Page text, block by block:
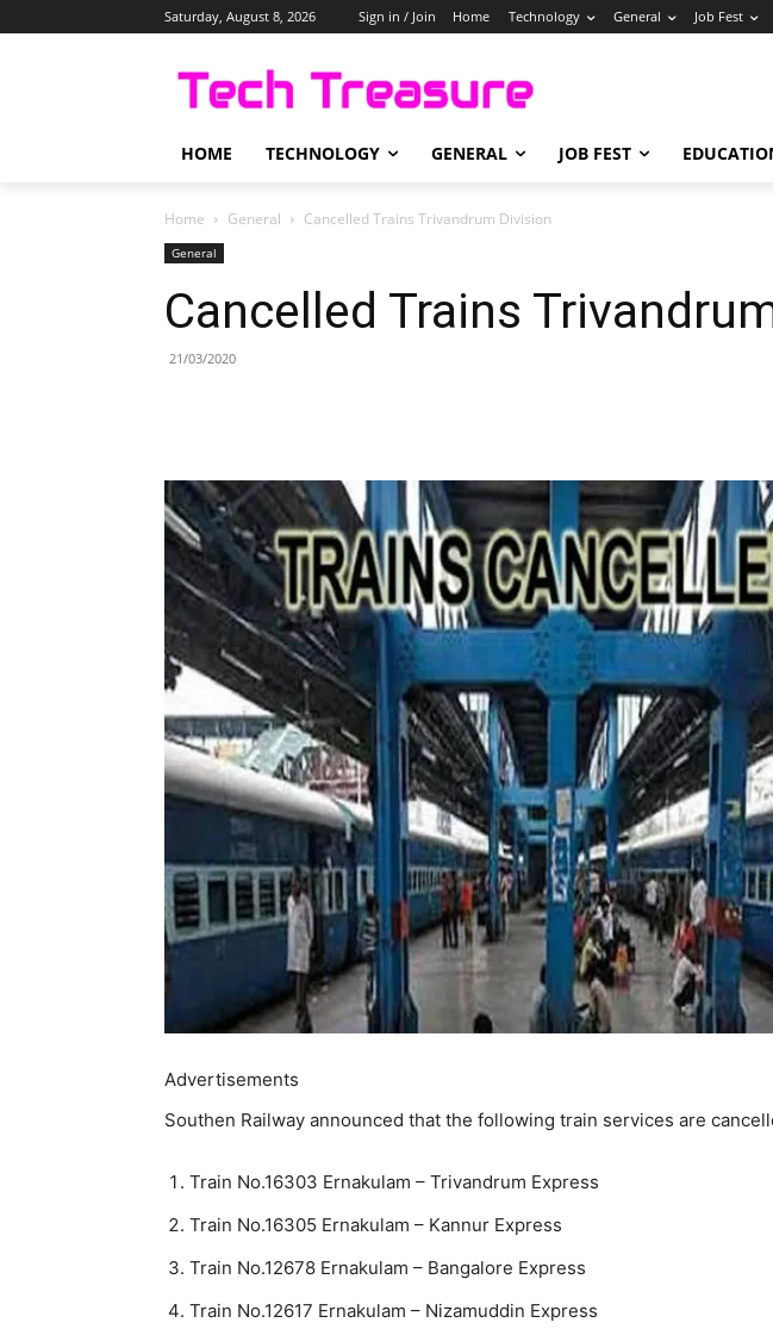
Saturday, August 8, 2026 Sign in / Join Home Technology General Job Fest
HOME TECHNOLOGY GENERAL JOB FEST
Home General Cancelled Trains Trivandrum Division
General
Cancelled Trains
21/03/2020
Advertisements
Southen Railway announced that the following train services are
Train No.16303 Ernakulam – Trivandrum Express
Train No.16305 Ernakulam – Kannur Express
Train No.12678 Ernakulam – Bangalore Express
Train No.12617 Ernakulam – Nizamuddin Express